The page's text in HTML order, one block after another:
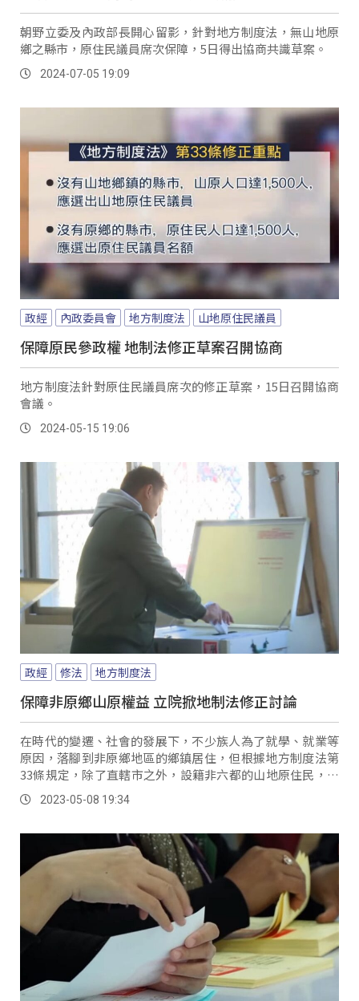
朝野立委及內政部長開心留影，針對地方制度法，無山地原
鄉之縣市，原住民議員席次保障，5日得出協商共識草案。
2024-07-05 19:09
政經 內政委員會 地方制度法 山地原住民議員
保障原民參政權 地制法修正草案召開協商
地方制度法針對原住民議員席次的修正草案，15日召開協商
會議。
2024-05-15 19:06
政經 修法 地方制度法
保障非原鄉山原權益 立院掀地制法修正討論
在時代的變遷、社會的發展下，不少族人為了就學、就業等
原因，落腳到非原鄉地區的鄉鎮居住，但根據地方制度法第
33條規定，除了直轄市之外，設籍非六都的山地原住民，只
能投出非原民的議員和代表。
2023-05-08 19:34